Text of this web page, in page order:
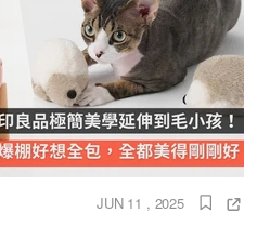
JUN 11 , 2025